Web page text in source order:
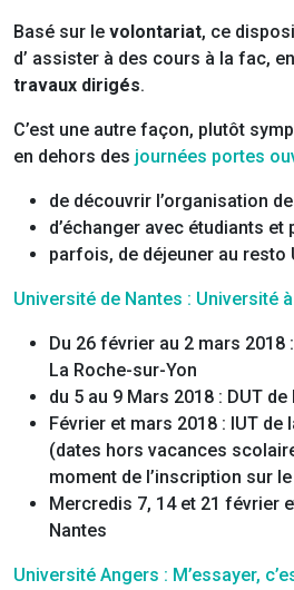
Basé sur le volontariat, ce
d’ assister à des cours à la fac, en
travaux dirigés.
C’est une autre façon, plutôt
en dehors des journées portes
de découvrir l’organisation
d’échanger avec étudiants
parfois, de déjeuner au resto
Université de Nantes : Université à
Du 26 février au 2 mars 2018
La Roche-sur-Yon
du 5 au 9 Mars 2018 : DUT
Février et mars 2018 : IUT de
(dates hors vacances
moment de l’inscription sur
Mercredis 7, 14 et 21 février
Nantes
Université Angers : M’essayer,